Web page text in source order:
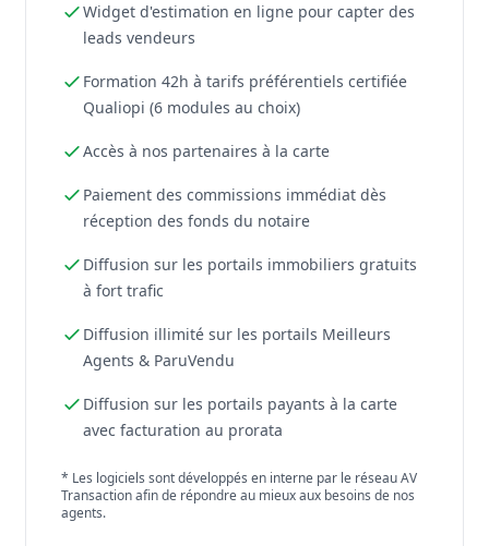
Widget d'estimation en ligne pour capter des
leads vendeurs
Formation 42h à tarifs préférentiels certifiée
Qualiopi (6 modules au choix)
Accès à nos partenaires à la carte
Paiement des commissions immédiat dès
réception des fonds du notaire
Diffusion sur les portails immobiliers gratuits
à fort trafic
Diffusion illimité sur les portails Meilleurs
Agents & ParuVendu
Diffusion sur les portails payants à la carte
avec facturation au prorata
* Les logiciels sont développés en interne par le réseau AV
Transaction afin de répondre au mieux aux besoins de nos
agents.